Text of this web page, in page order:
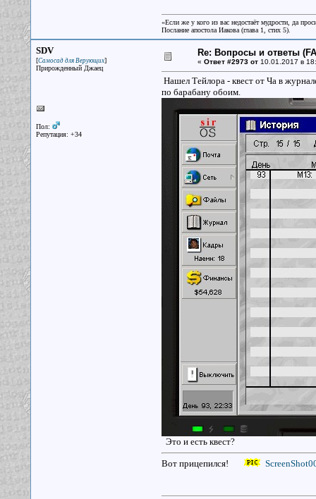
«Если же у кого из вас недостаёт мудрости, да
Послание апостола Иакова (глава 1, стих 5).
SDV
[Самосад для Верующих]
Прирожденный Джаец
Пол:
Репутация: +34
Re: Вопросы и ответы
« Ответ #2973 от10.01.2017 в
Нашел Тейлора - квест от Ча в
по барабану обоим.
Это и есть квест?
Вот прицепился!